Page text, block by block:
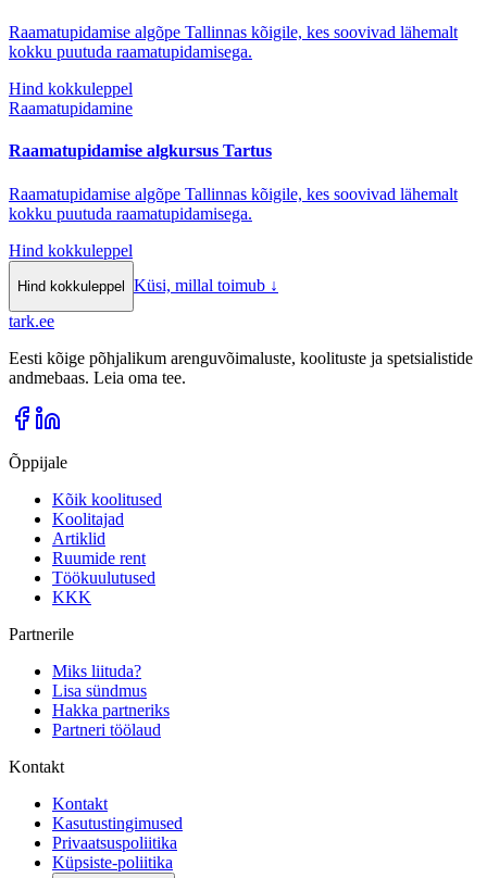
Raamatupidamise algõpe Tallinnas kõigile, kes soovivad lähemalt
kokku puutuda raamatupidamisega.
Hind kokkuleppel
Raamatupidamine
Raamatupidamise algkursus Tartus
Raamatupidamise algõpe Tallinnas kõigile, kes soovivad lähemalt
kokku puutuda raamatupidamisega.
Hind kokkuleppel
Hind kokkuleppel Küsi, millal toimub ↓
tark.ee
Eesti kõige põhjalikum arenguvõimaluste, koolituste ja spetsialistide
andmebaas. Leia oma tee.
Õppijale
Kõik koolitused
Koolitajad
Artiklid
Ruumide rent
Töökuulutused
KKK
Partnerile
Miks liituda?
Lisa sündmus
Hakka partneriks
Partneri töölaud
Kontakt
Kontakt
Kasutustingimused
Privaatsuspoliitika
Küpsiste-poliitika